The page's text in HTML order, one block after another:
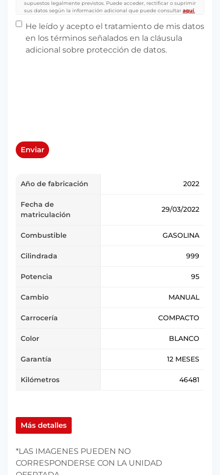
supuestos legalmente previstos. Puede acceder, rectificar o suprimir
sus datos según la información adicional que puede consultar aquí.
Protección de datos*
He leído y acepto el tratamiento de mis datos
en los términos señalados en la cláusula
adicional sobre protección de datos.
Enviar
Año de fabricación 2022
Fecha de
matriculación
29/03/2022
Combustible GASOLINA
Cilindrada 999
Potencia 95
Cambio MANUAL
Carrocería COMPACTO
Color BLANCO
Garantía 12 MESES
Kilómetros 46481
Más detalles
*LAS IMAGENES PUEDEN NO
CORRESPONDERSE CON LA UNIDAD